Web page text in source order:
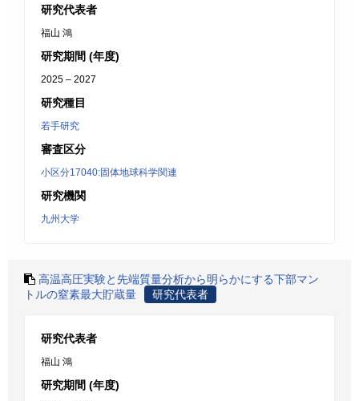
研究代表者
福山 鴻
研究期間 (年度)
2025 – 2027
研究種目
若手研究
審査区分
小区分17040:固体地球科学関連
研究機関
九州大学
高温高圧実験と先端質量分析から明らかにする下部マン
トルの窒素最大貯蔵量
研究代表者
研究代表者
福山 鴻
研究期間 (年度)